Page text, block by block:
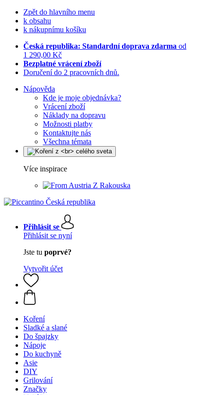
Zpět do hlavního menu
k obsahu
k nákupnímu košíku
Česká republika: Standardní doprava zdarma od
1 290,00 Kč
Bezplatné vrácení zboží
Doručení do 2 pracovních dnů.
Nápověda
Kde je moje objednávka?
Vrácení zboží
Náklady na dopravu
Možnosti platby
Kontaktujte nás
Všechna témata
Více inspirace
Z Rakouska
Přihlásit se
Přihlásit se nyní
Jste tu poprvé?
Vytvořit účet
Koření
Sladké a slané
Do špajzky
Nápoje
Do kuchyně
Asie
DIY
Grilování
Značky